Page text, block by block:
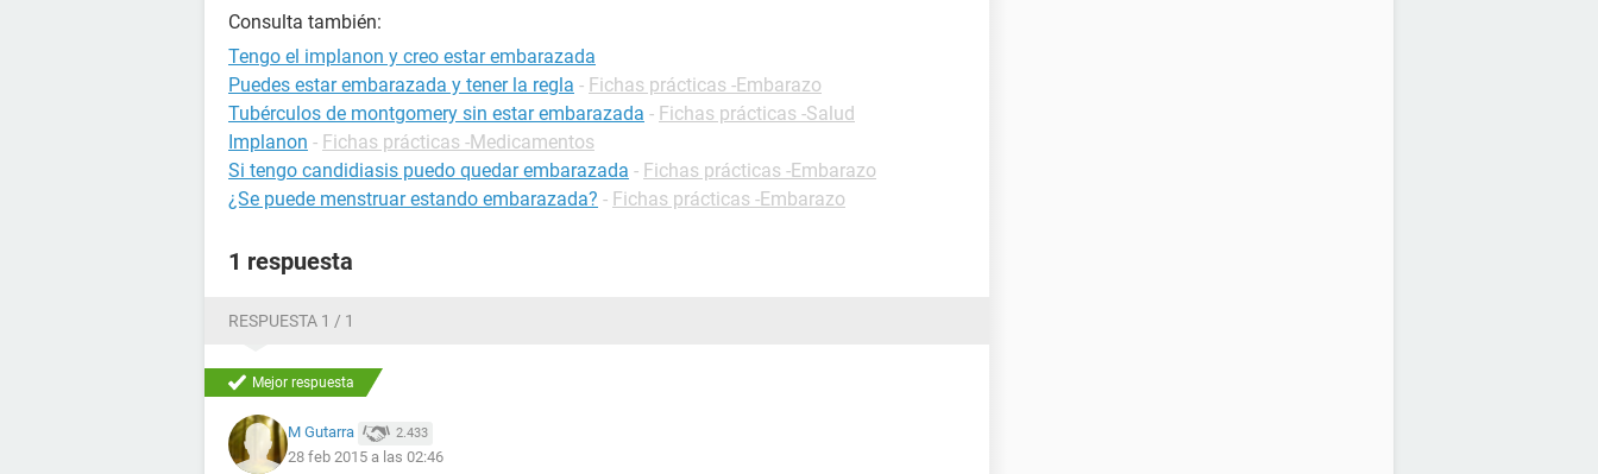
Consulta también:
Tengo el implanon y creo estar embarazada
Puedes estar embarazada y tener la regla - Fichas prácticas -Embarazo
Tubérculos de montgomery sin estar embarazada - Fichas prácticas -Salud
Implanon - Fichas prácticas -Medicamentos
Si tengo candidiasis puedo quedar embarazada - Fichas prácticas -Embarazo
¿Se puede menstruar estando embarazada? - Fichas prácticas -Embarazo
1 respuesta
RESPUESTA 1 / 1
Mejor respuesta
M Gutarra 2.433
28 feb 2015 a las 02:46